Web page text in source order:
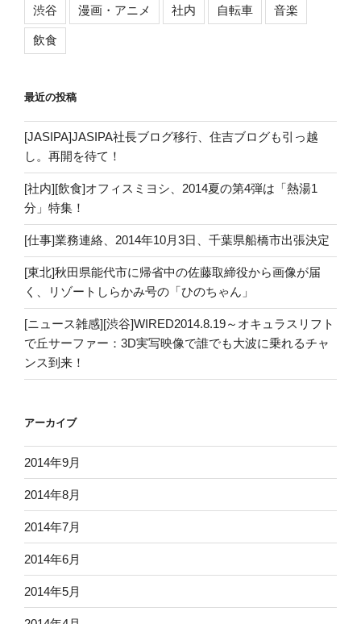
渋谷 漫画・アニメ 社内 自転車 音楽
飲食
最近の投稿
[JASIPA]JASIPA社長ブログ移行、住吉ブログも引っ越
し。再開を待て！
[社内][飲食]オフィスミヨシ、2014夏の第4弾は「熱湯1
分」特集！
[仕事]業務連絡、2014年10月3日、千葉県船橋市出張決定
[東北]秋田県能代市に帰省中の佐藤取締役から画像が届
く、リゾートしらかみ号の「ひのちゃん」
[ニュース雑感][渋谷]WIRED2014.8.19～オキュラスリフト
で丘サーファー：3D実写映像で誰でも大波に乗れるチャ
ンス到来！
アーカイブ
2014年9月
2014年8月
2014年7月
2014年6月
2014年5月